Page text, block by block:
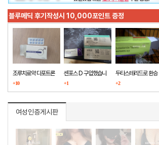
블루메딕 후기작성시 10,000포인트 증정
조루치료약 다포트론
구매했습니다
+10
센포스 D 구입했습니
다
+1
두타스테리드로 환승
+2
여성인증게시판